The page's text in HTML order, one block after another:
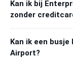
Kan ik bij
zonder
Kan ik een
Airport?